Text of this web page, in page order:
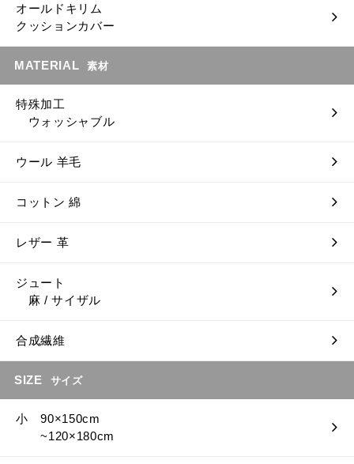
オールドキリム
クッションカバー
MATERIAL 素材
特殊加工
ウォッシャブル
ウール 羊毛
コットン 綿
レザー 革
ジュート
麻 / サイザル
合成繊維
SIZE サイズ
小 90×150cm
~120×180cm